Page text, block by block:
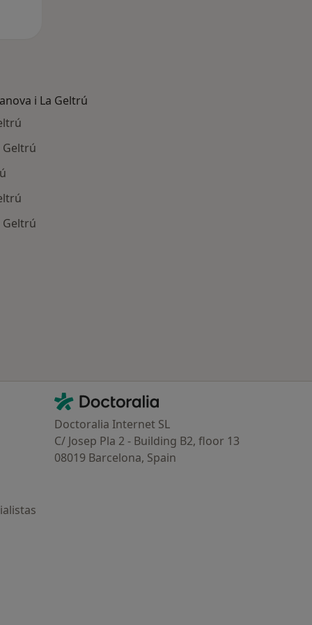
i La Geltrú
Geltrú
Geltrú
Contacto
Doctoralia - Página de inicio
Doctoralia Internet SL
C/ Josep Pla 2 - Building B2, floor 13
08019 Barcelona, Spain